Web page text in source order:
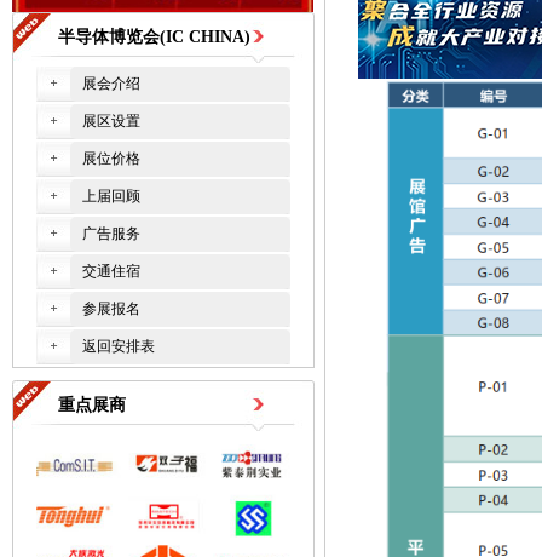
半导体博览会(IC CHINA)
展会介绍
展区设置
展位价格
上届回顾
广告服务
交通住宿
参展报名
返回安排表
重点展商